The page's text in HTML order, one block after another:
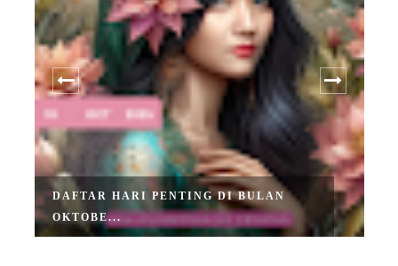
DAFTAR HARI PENTING DI BULAN
OKTOBE...